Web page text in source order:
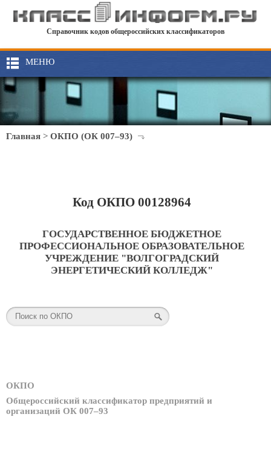
Справочник кодов общероссийских классификаторов
МЕНЮ
Главная > ОКПО (ОК 007–93)
Код ОКПО 00128964
ГОСУДАРСТВЕННОЕ БЮДЖЕТНОЕ
ПРОФЕССИОНАЛЬНОЕ ОБРАЗОВАТЕЛЬНОЕ
УЧРЕЖДЕНИЕ "ВОЛГОГРАДСКИЙ
ЭНЕРГЕТИЧЕСКИЙ КОЛЛЕДЖ"
ОКПО
Общероссийский классификатор предприятий и
организаций ОК 007–93